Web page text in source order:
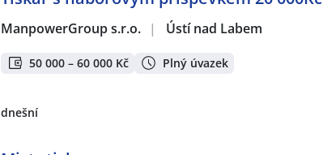
ManpowerGroup s.r.o. | Ústí nad Labem
50 000 – 60 000 Kč Plný úvazek
dnešní